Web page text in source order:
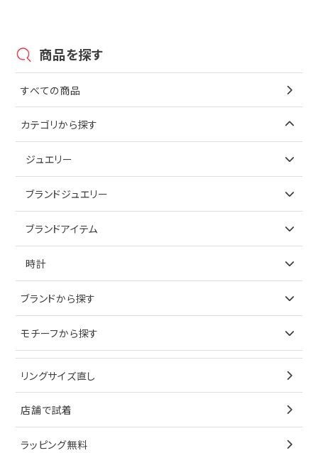
商品を探す
すべての商品
カテゴリから探す
ジュエリー
アイテムで探す
ブレスレット
ペンダントトップ
ブローチ
ブランドジュエリー
アイテムで探す
イヤリング
ブレスレット
ペンダントトップ
ブランドアイテム
アイテムで探す
キーケース
サングラス
シューズ
時計
ブランドで探す
オメガ
シャネル
タグホイヤー
ブランドから探す
ティファニー
ブルガリ
カルティエ
ウノアエレ
モチーフから探す
星
リボン
リングサイズ直し
店舗で試着
ラッピング無料